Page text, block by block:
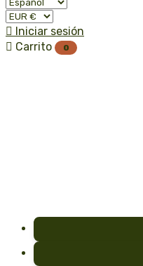
 Iniciar sesión
 Carrito 0